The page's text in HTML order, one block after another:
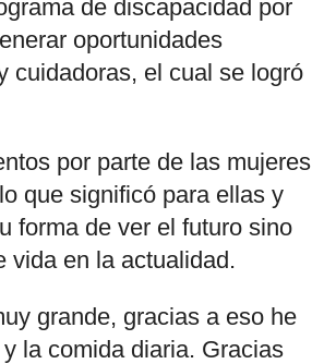
de discapacidad por
oportunidades
cuidadoras, el cual se logró
por parte de las mujeres
que significó para ellas y
forma de ver el futuro sino
vida en la actualidad.
grande, gracias a eso he
la comida diaria. Gracias